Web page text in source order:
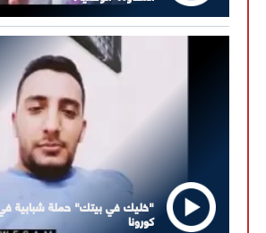
"خليك في بيتك" حملة شبابية
كورونا